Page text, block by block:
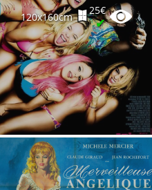
120x160cm
25€
✔